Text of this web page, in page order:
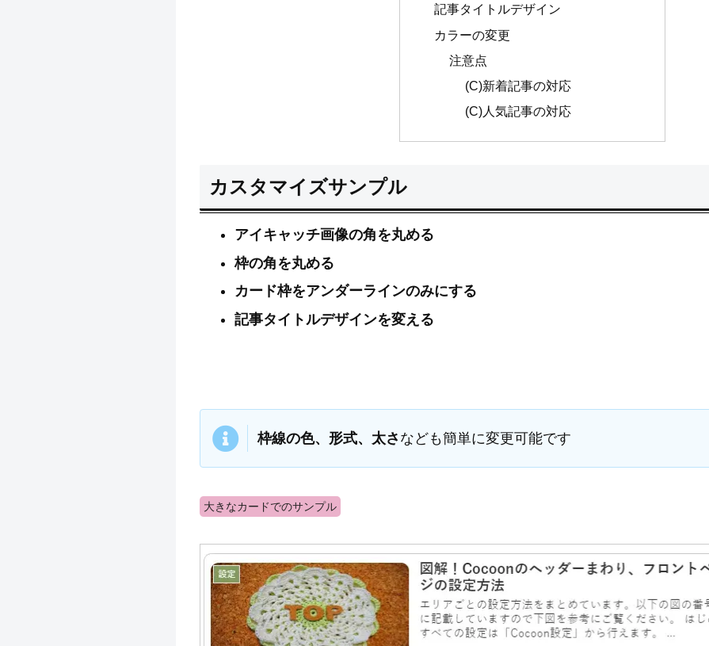
記事タイトルデザイン
カラーの変更
注意点
(C)新着記事の対応
(C)人気記事の対応
カスタマイズサンプル
アイキャッチ画像の角を丸める
枠の角を丸める
カード枠をアンダーラインのみにする
記事タイトルデザインを変える
枠線の色、形式、太さ なども簡単に変更可能です
大きなカードでのサンプル